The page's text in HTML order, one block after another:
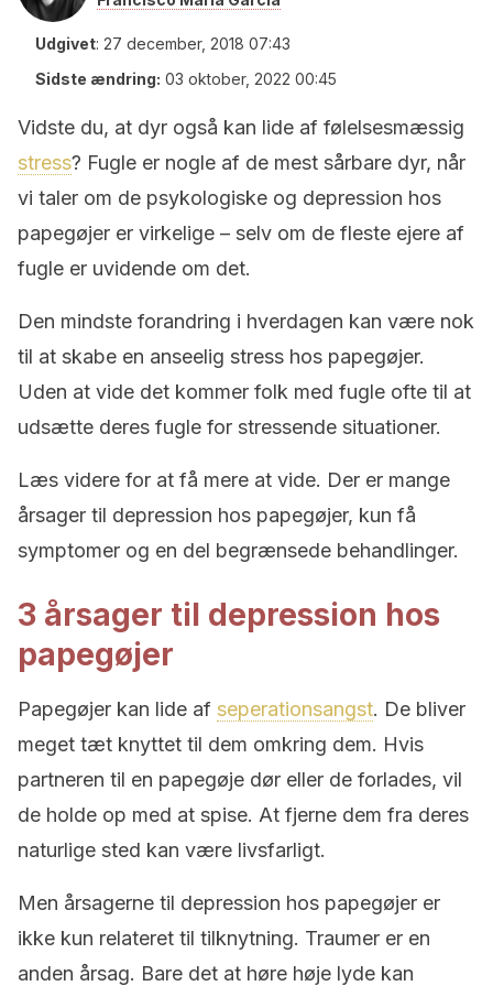
Udgivet: 27 december, 2018 07:43
Sidste ændring: 03 oktober, 2022 00:45
Vidste du, at dyr også kan lide af følelsesmæssig
stress? Fugle er nogle af de mest sårbare dyr, når
vi taler om de psykologiske og depression hos
papegøjer er virkelige – selv om de fleste ejere af
fugle er uvidende om det.
Den mindste forandring i hverdagen kan være nok
til at skabe en anseelig stress hos papegøjer.
Uden at vide det kommer folk med fugle ofte til at
udsætte deres fugle for stressende situationer.
Læs videre for at få mere at vide. Der er mange
årsager til depression hos papegøjer, kun få
symptomer og en del begrænsede behandlinger.
3 årsager til depression hos
papegøjer
Papegøjer kan lide af seperationsangst. De bliver
meget tæt knyttet til dem omkring dem. Hvis
partneren til en papegøje dør eller de forlades, vil
de holde op med at spise. At fjerne dem fra deres
naturlige sted kan være livsfarligt.
Men årsagerne til depression hos papegøjer er
ikke kun relateret til tilknytning. Traumer er en
anden årsag. Bare det at høre høje lyde kan